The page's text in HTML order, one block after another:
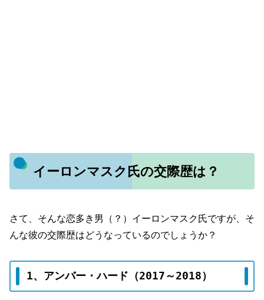
イーロンマスク氏の交際歴は？
さて、そんな恋多き男（？）イーロンマスク氏ですが、そ
んな彼の交際歴はどうなっているのでしょうか？
1、アンバー・ハード（2017～2018）